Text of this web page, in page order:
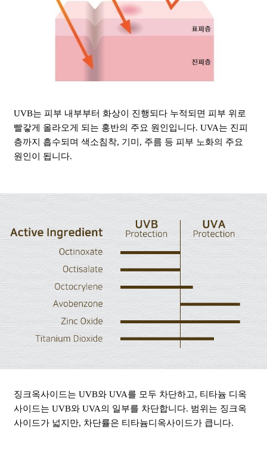
UVB는 피부 내부부터 화상이 진행되다 누적되면 피부 위로
빨갛게 올라오게 되는 홍반의 주요 원인입니다. UVA는 진피
층까지 흡수되며 색소침착, 기미, 주름 등 피부 노화의 주요
원인이 됩니다.
징크옥사이드는 UVB와 UVA를 모두 차단하고, 티타늄 디옥
사이드는 UVB와 UVA의 일부를 차단합니다. 범위는 징크옥
사이드가 넓지만, 차단률은 티타늄디옥사이드가 큽니다.